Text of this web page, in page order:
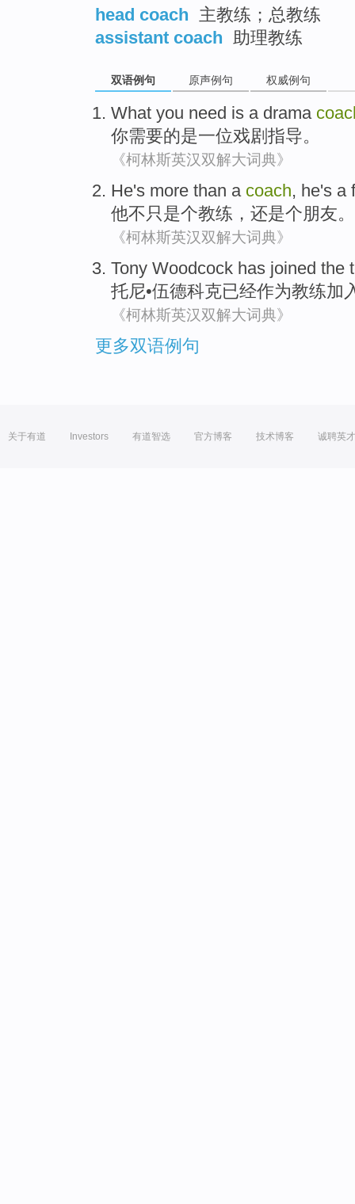
head coach 主教练；总教练
assistant coach 助理教练
双语例句 原声例句 权威例句
What you need is a drama
你需要的是一位戏剧 指导。
《柯林斯英汉双解大词典》
He's more than a coach, he's a
他不只是个教练 ， 还是个朋友。
《柯林斯英汉双解大词典》
Tony Woodcock has joined the
托尼•伍德科克已经作为教练加
《柯林斯英汉双解大词典》
更多双语例句
关于有道 Investors 有道智选 官方博客 技术博客 诚聘英才